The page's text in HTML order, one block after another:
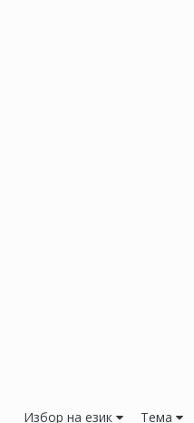
Избор на език Тема